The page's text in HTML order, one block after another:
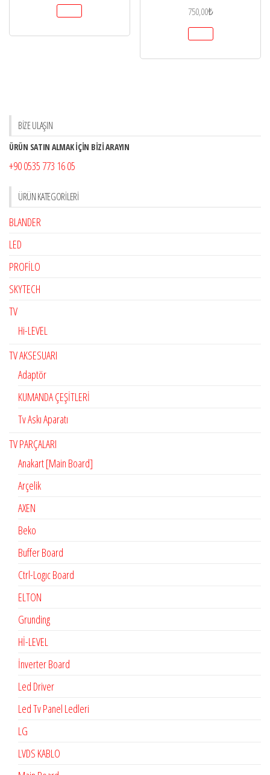
750,00₺
BİZE ULAŞIN
ÜRÜN SATIN ALMAK İÇİN BİZİ ARAYIN
+90 0535 773 16 05
ÜRÜN KATEGORILERI
BLANDER
LED
PROFİLO
SKYTECH
TV
Hi-LEVEL
TV AKSESUARI
Adaptör
KUMANDA ÇEŞİTLERİ
Tv Askı Aparatı
TV PARÇALARI
Anakart [Main Board]
Arçelik
AXEN
Beko
Buffer Board
Ctrl-Logıc Board
ELTON
Grunding
Hİ-LEVEL
İnverter Board
Led Driver
Led Tv Panel Ledleri
LG
LVDS KABLO